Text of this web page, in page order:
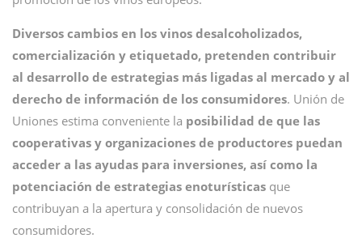
Diversos cambios en los vinos desalcoholizados,
comercialización y etiquetado, pretenden contribuir
al desarrollo de estrategias más ligadas al mercado y al
derecho de información de los consumidores. Unión de
Uniones estima conveniente la posibilidad de que las
cooperativas y organizaciones de productores puedan
acceder a las ayudas para inversiones, así como la
potenciación de estrategias enoturísticas que
contribuyan a la apertura y consolidación de nuevos
consumidores.